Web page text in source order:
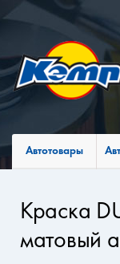
Автотовары
Краска
матовый